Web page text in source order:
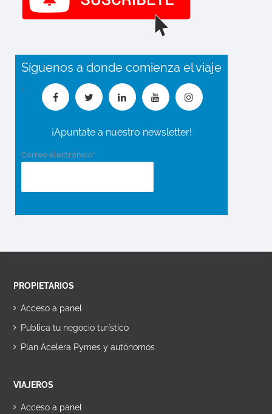
Síguenos a donde comienza el viaje
¡Apuntate a nuestro newsletter!
Correo electrónico*
PROPIETARIOS
Acceso a panel
Publica tu negocio turístico
Plan Acelera Pymes y autónomos
VIAJEROS
Acceso a panel